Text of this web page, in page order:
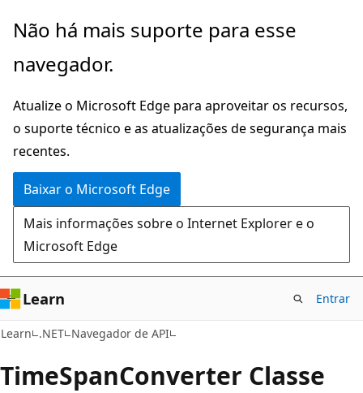
Pular
o
principal
Ignore
passe
a
navegação
na
página
Não há mais suporte para esse
navegador.
Atualize o Microsoft Edge para aproveitar os recursos,
o suporte técnico e as atualizações de segurança mais
recentes.
Baixar o Microsoft Edge
Mais informações sobre o Internet Explorer e o
Microsoft Edge
Learn Entrar
Learn .NET Navegador de API
TimeSpanConverter Classe